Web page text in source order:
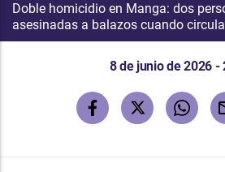
Doble homicidio en Manga: dos
asesinadas a balazos cuando
8 de junio de 2026 -